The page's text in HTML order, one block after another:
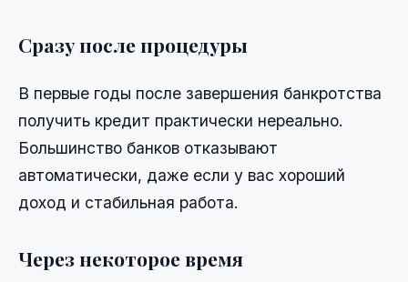
Сразу после процедуры
В первые годы после завершения банкротства
получить кредит практически нереально.
Большинство банков отказывают
автоматически, даже если у вас хороший
доход и стабильная работа.
Через некоторое время